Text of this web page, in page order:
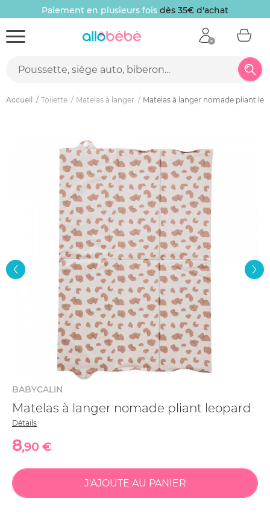
Paiement en plusieurs fois dès 35€ d'achat
Accueil Toilette Matelas à langer Matelas à langer nomade pliant
BABYCALIN
Matelas à langer nomade pliant leopard
Détails
8,90 €